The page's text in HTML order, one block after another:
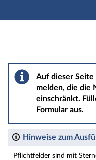
Barriere melden
Auf dieser Seite
melden, die die
einschränkt.
Formular aus.
Hinweise zum
Pflichtfelder sind mit